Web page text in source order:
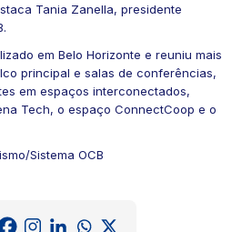
Tania Zanella, presidente
em Belo Horizonte e reuniu mais
principal e salas de conferências,
em espaços interconectados,
Tech, o espaço ConnectCoop e o
Sistema OCB